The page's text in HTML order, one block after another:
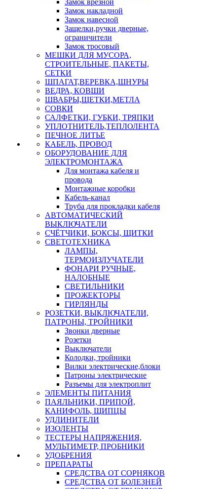
Замок врезной
Замок накладной
Замок навесной
Защелки,ручки дверные,
ограничители
Замок тросовый
МЕШКИ ДЛЯ МУСОРА,
СТРОИТЕЛЬНЫЕ, ПАКЕТЫ,
СЕТКИ
ШПАГАТ,ВЕРЕВКА,ШНУРЫ
ВЕДРА, КОВШИ
ШВАБРЫ,ЩЕТКИ,МЕТЛА
СОВКИ
САЛФЕТКИ, ГУБКИ, ТРЯПКИ
УПЛОТНИТЕЛЬ,ТЕПЛОЛЕНТА
ПЕЧНОЕ ЛИТЬЕ
КАБЕЛЬ, ПРОВОД
ОБОРУДОВАНИЕ ДЛЯ
ЭЛЕКТРОМОНТАЖА
Для монтажа кабеля и
провода
Монтажные коробки
Кабель-канал
Труба для прокладки кабеля
АВТОМАТИЧЕСКИЙ
ВЫКЛЮЧАТЕЛИ
СЧЁТЧИКИ, БОКСЫ, ЩИТКИ
СВЕТОТЕХНИКА
ЛАМПЫ,
ТЕРМОИЗЛУЧАТЕЛИ
ФОНАРИ РУЧНЫЕ,
НАЛОБНЫЕ
СВЕТИЛЬНИКИ
ПРОЖЕКТОРЫ
ГИРЛЯНДЫ
РОЗЕТКИ, ВЫКЛЮЧАТЕЛИ,
ПАТРОНЫ, ТРОЙНИКИ
Звонки дверные
Розетки
Выключатели
Колодки, тройники
Вилки электрические,блоки
Патроны электрические
Разъемы для электроплит
ЭЛЕМЕНТЫ ПИТАНИЯ
ПАЯЛЬНИКИ, ПРИПОЙ,
КАНИФОЛЬ, ЩИПЦЫ
УДЛИНИТЕЛИ
ИЗОЛЕНТЫ
ТЕСТЕРЫ НАПРЯЖЕНИЯ,
МУЛЬТИМЕТР, ПРОБНИКИ
УДОБРЕНИЯ
ПРЕПАРАТЫ
СРЕДСТВА ОТ СОРНЯКОВ
СРЕДСТВА ОТ БОЛЕЗНЕЙ